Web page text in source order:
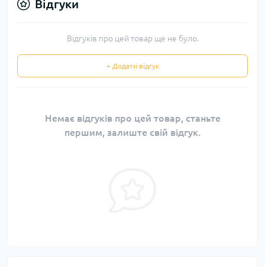
Відгуки
Відгуків про цей товар ще не було.
+ Додати відгук
Немає відгуків про цей товар, станьте
першим, залиште свій відгук.